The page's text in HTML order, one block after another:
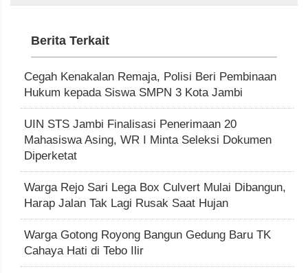
Berita Terkait
Cegah Kenakalan Remaja, Polisi Beri Pembinaan
Hukum kepada Siswa SMPN 3 Kota Jambi
UIN STS Jambi Finalisasi Penerimaan 20
Mahasiswa Asing, WR I Minta Seleksi Dokumen
Diperketat
Warga Rejo Sari Lega Box Culvert Mulai Dibangun,
Harap Jalan Tak Lagi Rusak Saat Hujan
Warga Gotong Royong Bangun Gedung Baru TK
Cahaya Hati di Tebo Ilir